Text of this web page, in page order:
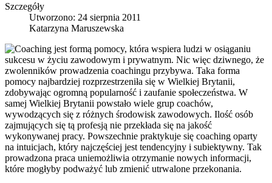
Szczegóły
Utworzono: 24 sierpnia 2011
Katarzyna Maruszewska
Coaching jest formą pomocy, która wspiera ludzi w osiąganiu
sukcesu w życiu zawodowym i prywatnym. Nic więc dziwnego, że
zwolenników prowadzenia coachingu przybywa. Taka forma
pomocy najbardziej rozprzestrzeniła się w Wielkiej Brytanii,
zdobywając ogromną popularność i zaufanie społeczeństwa. W
samej Wielkiej Brytanii powstało wiele grup coachów,
wywodzących się z różnych środowisk zawodowych. Ilość osób
zajmujących się tą profesją nie przekłada się na jakość
wykonywanej pracy. Powszechnie praktykuje się coaching oparty
na intuicjach, który najczęściej jest tendencyjny i subiektywny. Tak
prowadzona praca uniemożliwia otrzymanie nowych informacji,
które mogłyby podważyć lub zmienić utrwalone przekonania.